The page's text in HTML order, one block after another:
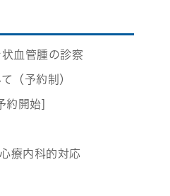
血管腫の診察
（予約制）
約開始]
療内科的対応